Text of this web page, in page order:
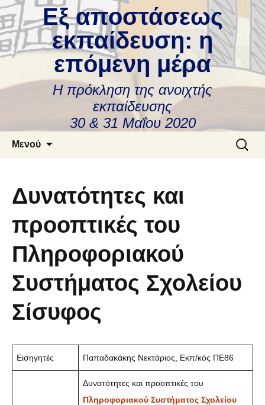
Εξ αποστάσεως
εκπαίδευση: η
επόμενη μέρα
Η πρόκληση της ανοιχτής
εκπαίδευσης
30 & 31 Μαΐου 2020
Μενού
για:
Δυνατότητες και
προοπτικές του
Πληροφοριακού
Συστήματος Σχολείου
Σίσυφος
Εισηγητές Παπαδακάκης Νεκτάριος, Εκπ/κός ΠΕ86
Δυνατότητες και προοπτικές του
Πληροφοριακού Συστήματος Σχολείου